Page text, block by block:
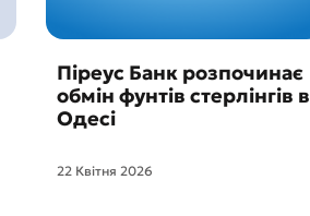
Піреус Банк розпочинає
обмін фунтів стерлінгів в
Одесі
22 Квітня 2026